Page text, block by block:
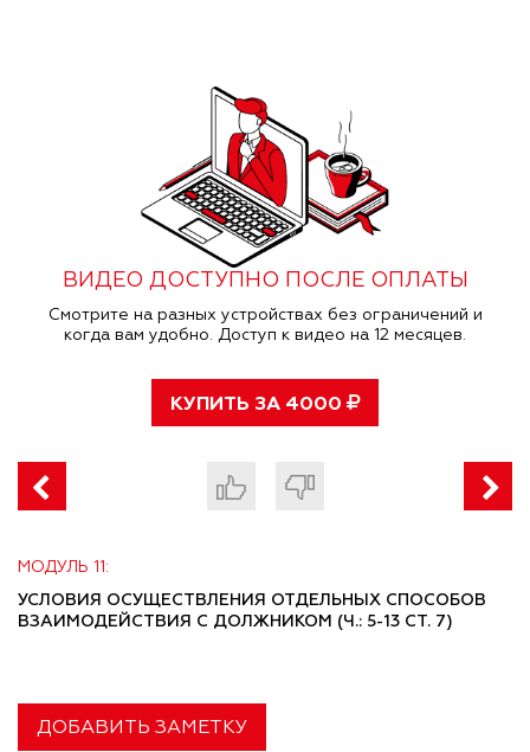
ВИДЕО ДОСТУПНО ПОСЛЕ ОПЛАТЫ
Смотрите на разных устройствах без ограничений и
когда вам удобно. Доступ к видео на 12 месяцев.
КУПИТЬ ЗА 4000
МОДУЛЬ 11:
УСЛОВИЯ ОСУЩЕСТВЛЕНИЯ ОТДЕЛЬНЫХ СПОСОБОВ
ВЗАИМОДЕЙСТВИЯ С ДОЛЖНИКОМ (Ч.: 5-13 СТ. 7)
ДОБАВИТЬ ЗАМЕТКУ